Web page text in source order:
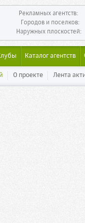
Рекламных агентств:
Городов и поселков:
Наружных плоскостей:
Каталог агентств
О проекте Лента